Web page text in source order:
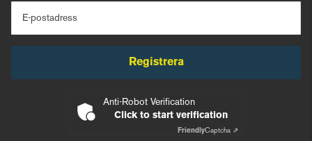
E-postadress
Registrera
Anti-Robot Verification
Click to start verification
FriendlyCaptcha ⇗